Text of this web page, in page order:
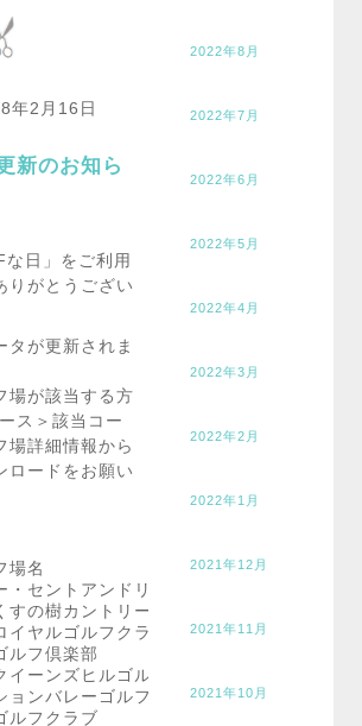
年2月16日
新のお知ら
な日」をご利用
りがとうござい
タが更新されま
場が該当する方
ス＞該当コー
場詳細情報から
ロードをお願い
場名
・セントアンドリュースゴルフクラブ・ジ
すの樹カントリー倶楽部
イヤルゴルフクラブ
ルフ倶楽部
イーンズヒルゴルフクラブ
ョンバレーゴルフクラブ
ルフクラブ
2022年8月
2022年7月
2022年6月
2022年5月
2022年4月
2022年3月
2022年2月
2022年1月
2021年12月
2021年11月
2021年10月